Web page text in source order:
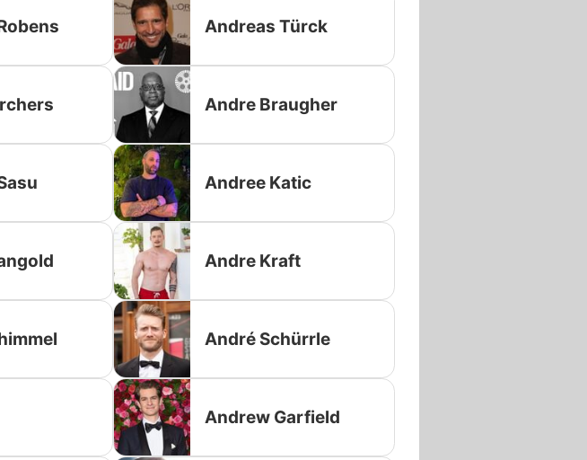
Andreas Türck
Andre Braugher
Andree Katic
Andre Kraft
André Schürrle
Andrew Garfield